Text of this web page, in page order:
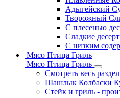
Адыгейский
Творожный
С плесенью
Сладкие
С низким
Мясо Птица Гриль
Мясо Птица Гриль
Смотреть весь раздел
Шашлык Колбаски
Стейк и гриль -